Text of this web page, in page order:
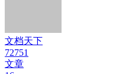
文档天下
72751
文章